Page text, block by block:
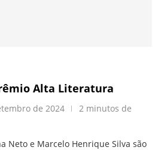
Alta Literatura
de 2024
2 minutos de
Neto e Marcelo Henrique Silva são